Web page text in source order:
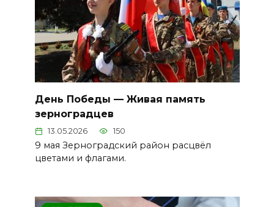
День Победы — Живая память
зерноградцев
13.05.2026 150
9 мая Зерноградский район расцвёл
цветами и флагами.